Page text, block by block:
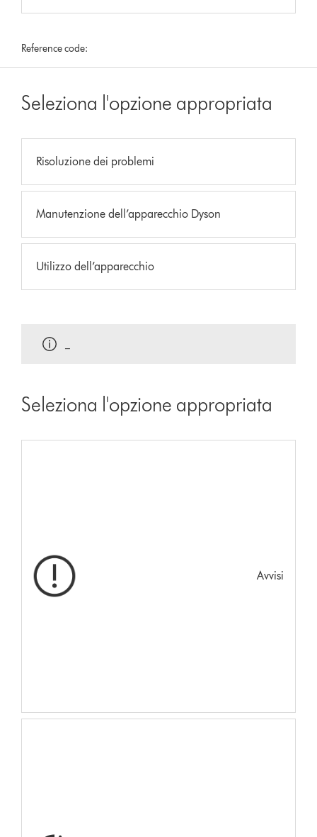
Reference code:
Seleziona l'opzione appropriata
Risoluzione dei problemi
Manutenzione dell’apparecchio Dyson
Utilizzo dell’apparecchio
Seleziona l'opzione appropriata
Avvisi